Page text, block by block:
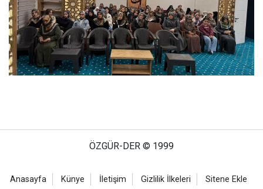
ÖZGÜR-DER © 1999
Anasayfa Künye İletişim Gizlilik İlkeleri Sitene Ekle